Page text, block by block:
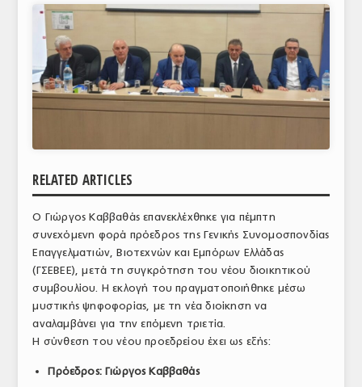
ΚΟΣΜΟΣ
ΕΙΔΗΣΕΙΣ
ΕΥΡΩΠΑΪΚΕΣ ΑΠΟΦΑΣΕΙΣ
ΕΜΠΟΡΙΚΟΣ ΚΑΤΑΛΟΓΟΣ
ΠΑΡΑΓΩΓΗ & ΕΜΠΟΡΙΑ
ΣΦΑΓΕΙΑ
ΠΡΩΤΕΣ ΥΛΕΣ
ΥΠΗΡΕΣΙΕΣ
ΕΜΠΟΡΙΚΟΙ ΑΝΤΙΠΡΟΣΩΠΟΙ
RELATED ARTICLES
Ο Γιώργος Καββαθάς επανεκλέχθηκε για πέμπτη
συνεχόμενη φορά πρόεδρος της Γενικής Συνομοσπονδίας
Επαγγελματιών, Βιοτεχνών και Εμπόρων Ελλάδας
(ΓΣΕΒΕΕ), μετά τη συγκρότηση του νέου διοικητικού
συμβουλίου. Η εκλογή του πραγματοποιήθηκε μέσω
μυστικής ψηφοφορίας, με τη νέα διοίκηση να
αναλαμβάνει για την επόμενη τριετία.
Η σύνθεση του νέου προεδρείου έχει ως εξής:
Πρόεδρος: Γιώργος Καββαθάς